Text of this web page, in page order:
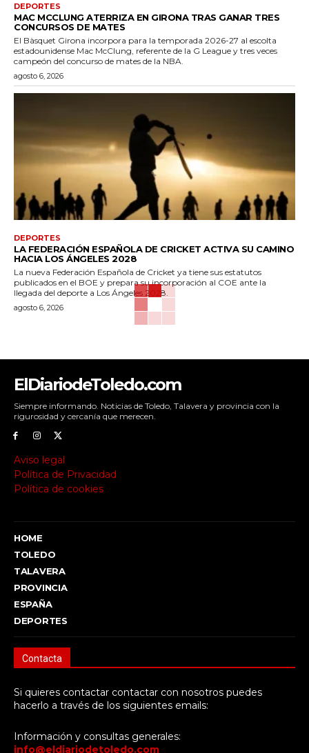
DEPORTES
MAC MCCLUNG ATERRIZA EN GIRONA TRAS GANAR TRES
CONCURSOS DE MATES
El Bàsquet Girona incorpora para la temporada 2026-27 al escolta
estadounidense Mac McClung, referente de la G League y tres veces
campeón del concurso de mates de la NBA.
agosto 6, 2026
DEPORTES
LA FEDERACIÓN ESPAÑOLA DE CRICKET ACTIVA SU CAMINO
HACIA LOS ÁNGELES 2028
La nueva Federación Española de Cricket ya tiene sus estatutos
publicados en el BOE y prepara su incorporación al COE ante la
llegada del deporte a Los Ángeles 2028.
agosto 6, 2026
ElDiariodeToledo.com
Siempre informando. Noticias de Toledo, Talavera y provincia con la
rigurosidad y cercanía que merecen.
Aviso legal
Política de Privacidad
Política de cookies
HOME
TOLEDO
TALAVERA
PROVINCIA
ESPAÑA
DEPORTES
Contacta
Si quieres contactar contactar con nosotros puedes
hacerlo a través de los siguientes emails:
Información y consultas generales:
info@eldiariodetoledo.com